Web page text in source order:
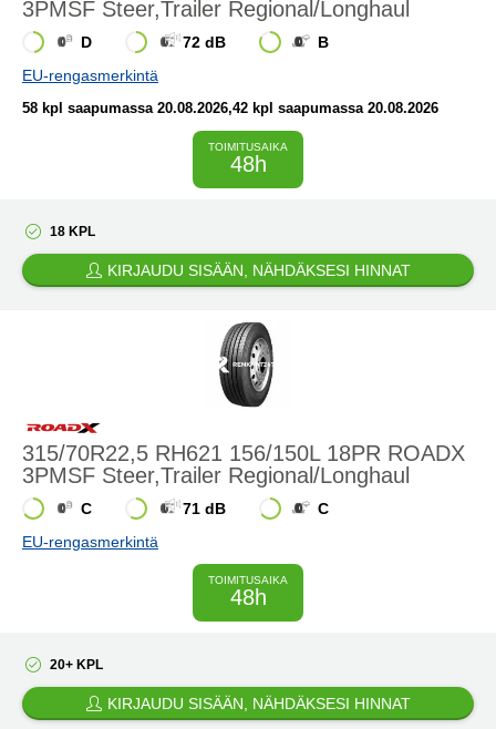
3PMSF Steer,Trailer Regional/Longhaul
D 72 dB
B
EU-rengasmerkintä
58 kpl saapumassa 20.08.2026,42 kpl saapumassa 20.08.2026
TOIMITUSAIKA
48h
18 KPL
KIRJAUDU SISÄÄN, NÄHDÄKSESI HINNAT
315/70R22,5 RH621 156/150L 18PR ROADX
3PMSF Steer,Trailer Regional/Longhaul
C 71 dB
C
EU-rengasmerkintä
TOIMITUSAIKA
48h
20+ KPL
KIRJAUDU SISÄÄN, NÄHDÄKSESI HINNAT